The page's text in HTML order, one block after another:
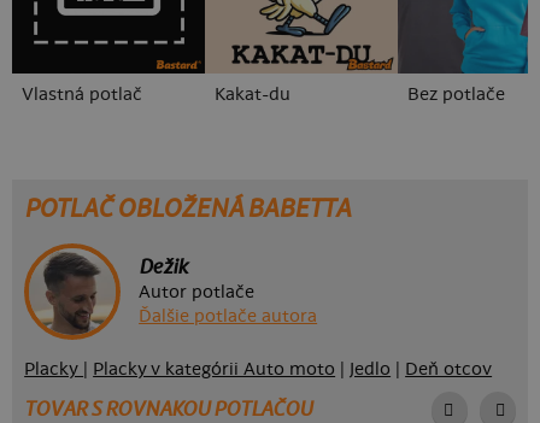
Vlastná potlač Kakat-du Bez potlače
POTLAČ OBLOŽENÁ BABETTA
Dežik
Autor potlače
Ďalšie potlače autora
Placky Placky v kategórii Auto moto Jedlo Deň otcov
TOVAR S ROVNAKOU POTLAČOU